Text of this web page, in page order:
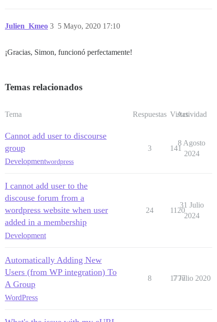
Julien_Kmeo 5 Mayo, 2020 17:10
3
¡Gracias, Simon, funcionó perfectamente!
Temas relacionados
Tema Respuestas Vistas
Actividad
Cannot add user to discourse
group
Developmentwordpress
3 141
8 Agosto
2024
I cannot add user to the
discouse forum from a
wordpress website when user
added in a membership
Development
24 1120
31 Julio
2024
Automatically Adding New
Users (from WP integration) To
A Group
WordPress
8 1777
7 Julio 2020